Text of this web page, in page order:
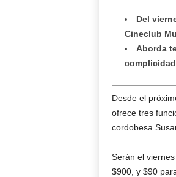
Del
Cineclub
Aborda
Desde el
ofrece tres
cordobesa
Serán el
$900, y $90